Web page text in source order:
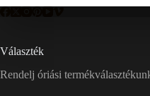
Választék
Rendelj óriási